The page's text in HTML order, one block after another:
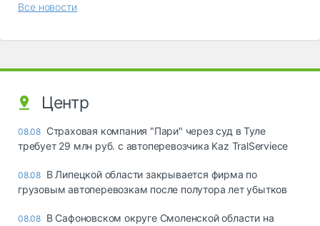
Все новости
Центр
08.08 Страховая компания "Пари" через суд в Туле
требует 29 млн руб. с автоперевозчика Kaz TralServiece
08.08 В Липецкой области закрывается фирма по
грузовым автоперевозкам после полутора лет убытков
08.08 В Сафоновском округе Смоленской области на